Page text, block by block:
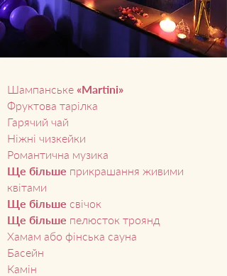
Шампанське «Martini»
Фруктова тарілка
Гарячий чай
Ніжні чизкейки
Романтична музика
Ще більше прикрашання живими
квітами
Ще більше свічок
Ще більше пелюсток троянд
Хамам або фінська сауна
Басейн
Камін